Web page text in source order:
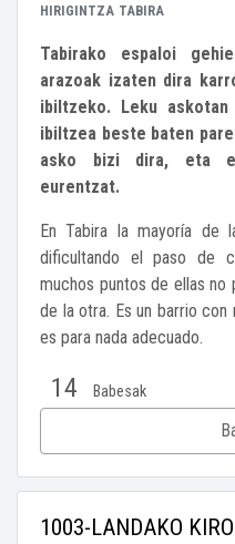
HIRIGINTZA TABIRA
Tabirako espaloi
arazoak izaten dira
ibiltzeko. Leku
ibiltzea beste baten
asko bizi dira, eta
eurentzat.
En Tabira la mayoría de
dificultando el paso de
muchos puntos de ellas no
de la otra. Es un barrio con
es para nada adecuado.
14 Babesak
1003-LANDAKO